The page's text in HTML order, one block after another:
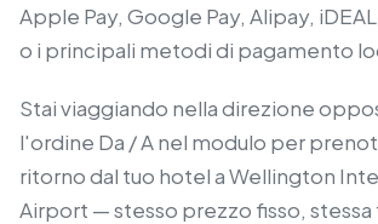
Apple Pay, Google Pay, Alipay,
o i principali metodi di pagamento
Stai viaggiando nella direzione
l'ordine Da / A nel modulo per
ritorno dal tuo hotel a Wellington
Airport — stesso prezzo fisso,